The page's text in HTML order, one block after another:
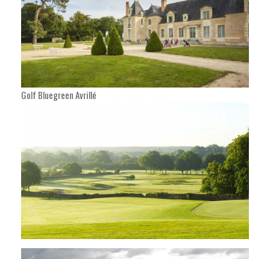
Golf Bluegreen Avrillé